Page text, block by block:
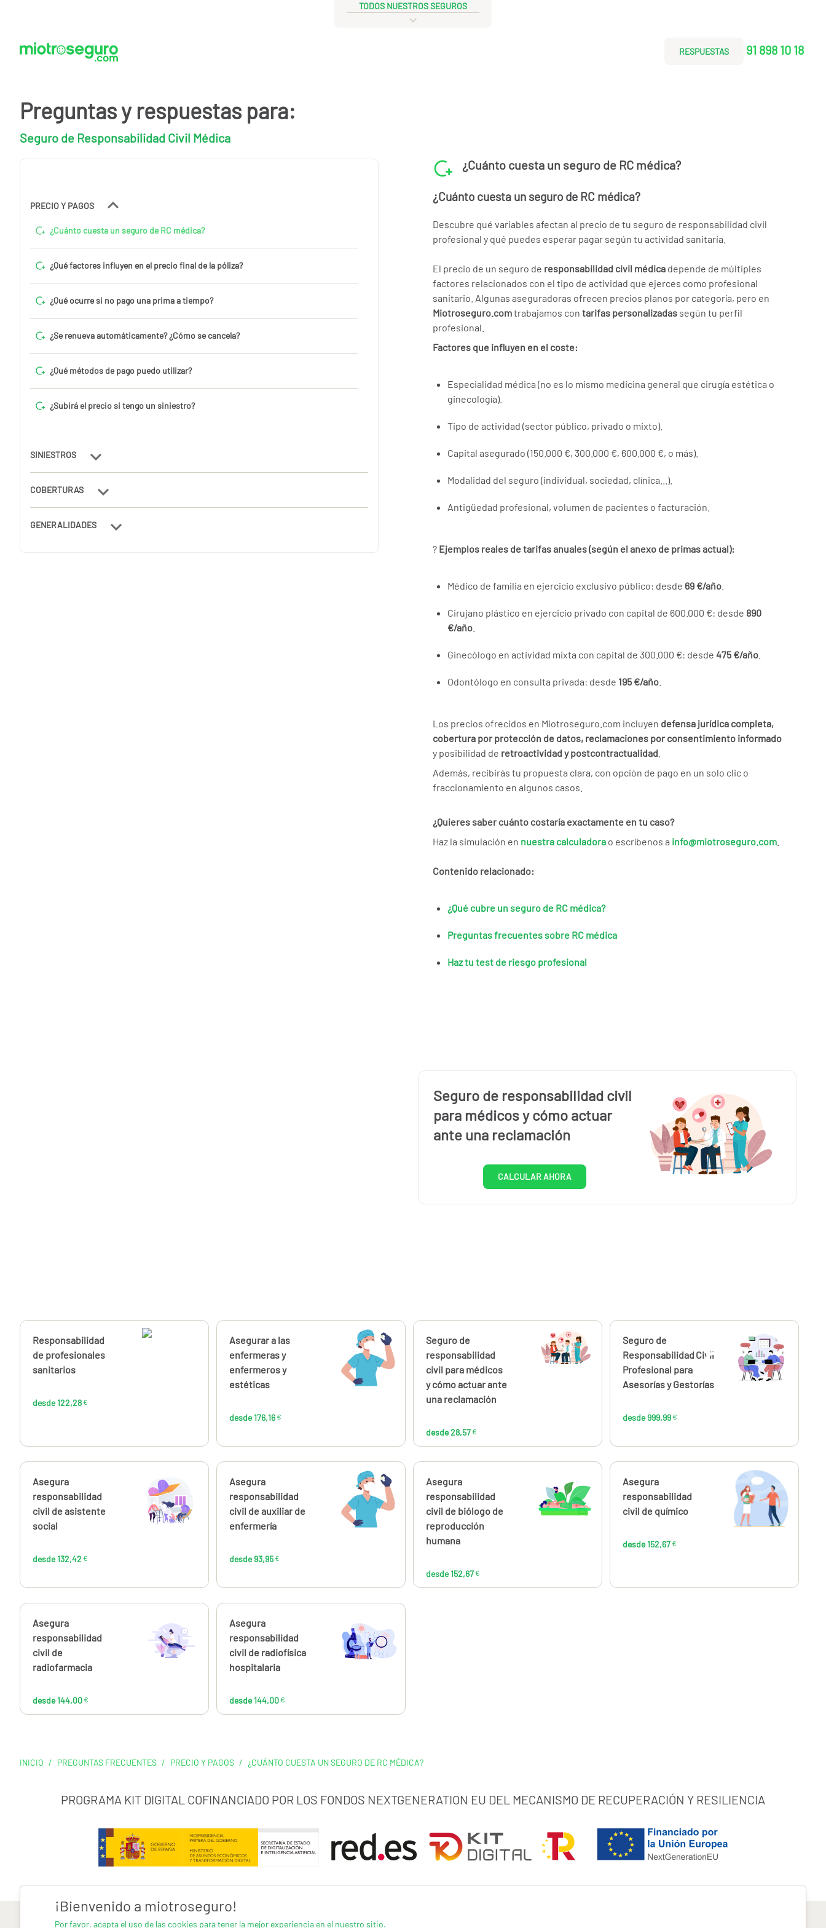
TODOS NUESTROS SEGUROS
RESPUESTAS 91 898 10 18
Preguntas y respuestas para:
Seguro de Responsabilidad Civil Médica
PRECIO Y PAGOS
¿Cuánto cuesta un seguro de RC médica?
¿Qué factores influyen en el precio final de la póliza?
¿Qué ocurre si no pago una prima a tiempo?
¿Se renueva automáticamente? ¿Cómo se cancela?
¿Qué métodos de pago puedo utilizar?
¿Subirá el precio si tengo un siniestro?
SINIESTROS
COBERTURAS
GENERALIDADES
¿Cuánto cuesta un seguro de RC médica?
¿Cuánto cuesta un seguro de RC médica?
Descubre qué variables afectan al precio de tu seguro de responsabilidad civil
profesional y qué puedes esperar pagar según tu actividad sanitaria.
El precio de un seguro de responsabilidad civil médica depende de múltiples
factores relacionados con el tipo de actividad que ejerces como profesional
sanitario. Algunas aseguradoras ofrecen precios planos por categoría, pero en
Miotroseguro.comtrabajamos con tarifas personalizadas según tu perfil
profesional.
Factores que influyen en el coste:
Especialidad médica (no es lo mismo medicina general que cirugía estética o
ginecología).
Tipo de actividad (sector público, privado o mixto).
Capital asegurado (150.000 €, 300.000 €, 600.000 €, o más).
Modalidad del seguro (individual, sociedad, clínica...).
Antigüedad profesional, volumen de pacientes o facturación.
? Ejemplos reales de tarifas anuales (según el anexo de primas actual):
Médico de familia en ejercicio exclusivo público: desde 69 €/año
Cirujano plástico en ejercicio privado con capital de 600.000 €: desde 890
€/año
Ginecólogo en actividad mixta con capital de 300.000 €: desde 475 €/año
Odontólogo en consulta privada: desde 195 €/año
Los precios ofrecidos en Miotroseguro.com incluyen defensa jurídica completa,
cobertura por protección de datos, reclamaciones por consentimiento informado
y posibilidad de retroactividad y postcontractualidad
Además, recibirás tu propuesta clara, con opción de pago en un solo clic o
fraccionamiento en algunos casos.
¿Quieres saber cuánto costaría exactamente en tu caso?
Haz la simulación en nuestra calculadora o escríbenos a info@miotroseguro.com
Contenido relacionado:
¿Qué cubre un seguro de RC médica?
Preguntas frecuentes sobre RC médica
Haz tu test de riesgo profesional
Seguro de responsabilidad civil
para médicos y cómo actuar
ante una reclamación
CALCULAR AHORA
Calcúlalo ahora
Responsabilidad
de profesionales
sanitarios
desde 122,28 €
Calcúlalo ahora
Asegurar a las
enfermeras y
enfermeros y
estéticas
desde 176,16 €
176,16€
Calcúlalo ahora
Seguro de
responsabilidad
civil para médicos
y cómo actuar ante
una reclamación
desde 28,57 €
28,57 €
Calcúlalo ahora
Seguro de
Responsabilidad Civil
Profesional para
Asesorías y Gestorías
desde 999,99 €
999,99
Calcúlalo ahora
Asegura
responsabilidad
civil de asistente
social
desde 132,42 €
132,42
Calcúlalo ahora
Asegura
responsabilidad
civil de auxiliar de
enfermería
desde 93,95 €
93,95€
Calcúlalo ahora
Asegura
responsabilidad
civil de biólogo de
reproducción
humana
desde 152,67 €
152,67€
Calcúlalo ahora
Asegura
responsabilidad
civil de químico
desde 152,67 €
152,67 €
Calcúlalo ahora
Asegura
responsabilidad
civil de
radiofarmacia
desde 144,00 €
144,00
Calcúlalo ahora
Asegura
responsabilidad
civil de radiofísica
hospitalaria
desde 144,00 €
144,00€
INICIO / PREGUNTAS FRECUENTES / PRECIO Y PAGOS / ¿CUÁNTO CUESTA UN SEGURO DE RC MÉDICA?
PROGRAMA KIT DIGITAL COFINANCIADO POR LOS FONDOS NEXTGENERATION EU DEL MECANISMO DE RECUPERACIÓN Y RESILIENCIA
¡Bienvenido a miotroseguro!
Por favor, acepta el uso de las cookies para tener la mejor experiencia en el nuestro sitio.